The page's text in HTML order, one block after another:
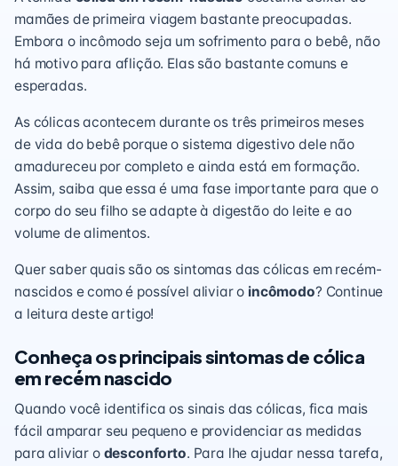
mamães de primeira viagem bastante preocupadas.
Embora o incômodo seja um sofrimento para o bebê, não
há motivo para aflição. Elas são bastante comuns e
esperadas.
As cólicas acontecem durante os três primeiros meses
de vida do bebê porque o sistema digestivo dele não
amadureceu por completo e ainda está em formação.
Assim, saiba que essa é uma fase importante para que o
corpo do seu filho se adapte à digestão do leite e ao
volume de alimentos.
Quer saber quais são os sintomas das cólicas em recém-
nascidos e como é possível aliviar o incômodo? Continue
a leitura deste artigo!
Conheça os principais sintomas de cólica
em recém nascido
Quando você identifica os sinais das cólicas, fica mais
fácil amparar seu pequeno e providenciar as medidas
para aliviar o desconforto. Para lhe ajudar nessa tarefa,